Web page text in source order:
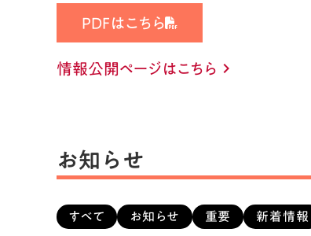
PDFはこちら
情報公開ページはこちら keyboard_arrow_right
お知らせ
すべて お知らせ 重要 新着情報